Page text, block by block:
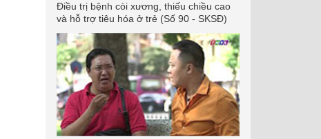
Điều trị bệnh còi xương, thiếu chiều cao
và hỗ trợ tiêu hóa ở trẻ (Số 90 - SKSĐ)